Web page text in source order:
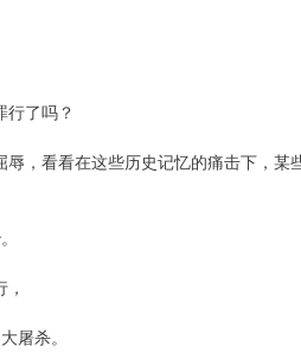
了吗？
，看看在这些历史记忆的痛击下，某
屠杀。